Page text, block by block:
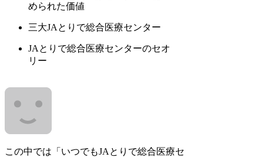
められた価値
三大JAとりで総合医療センター
JAとりで総合医療センターのセオ
リー
この中では「いつでもJAとりで総合医療セ